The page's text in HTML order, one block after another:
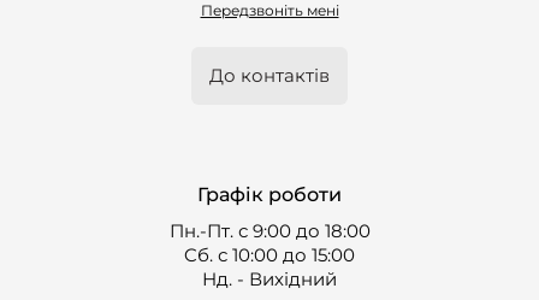
Передзвоніть мені
До контактів
Графік роботи
Пн.-Пт. с 9:00 до 18:00
Cб. с 10:00 до 15:00
Нд. - Вихідний